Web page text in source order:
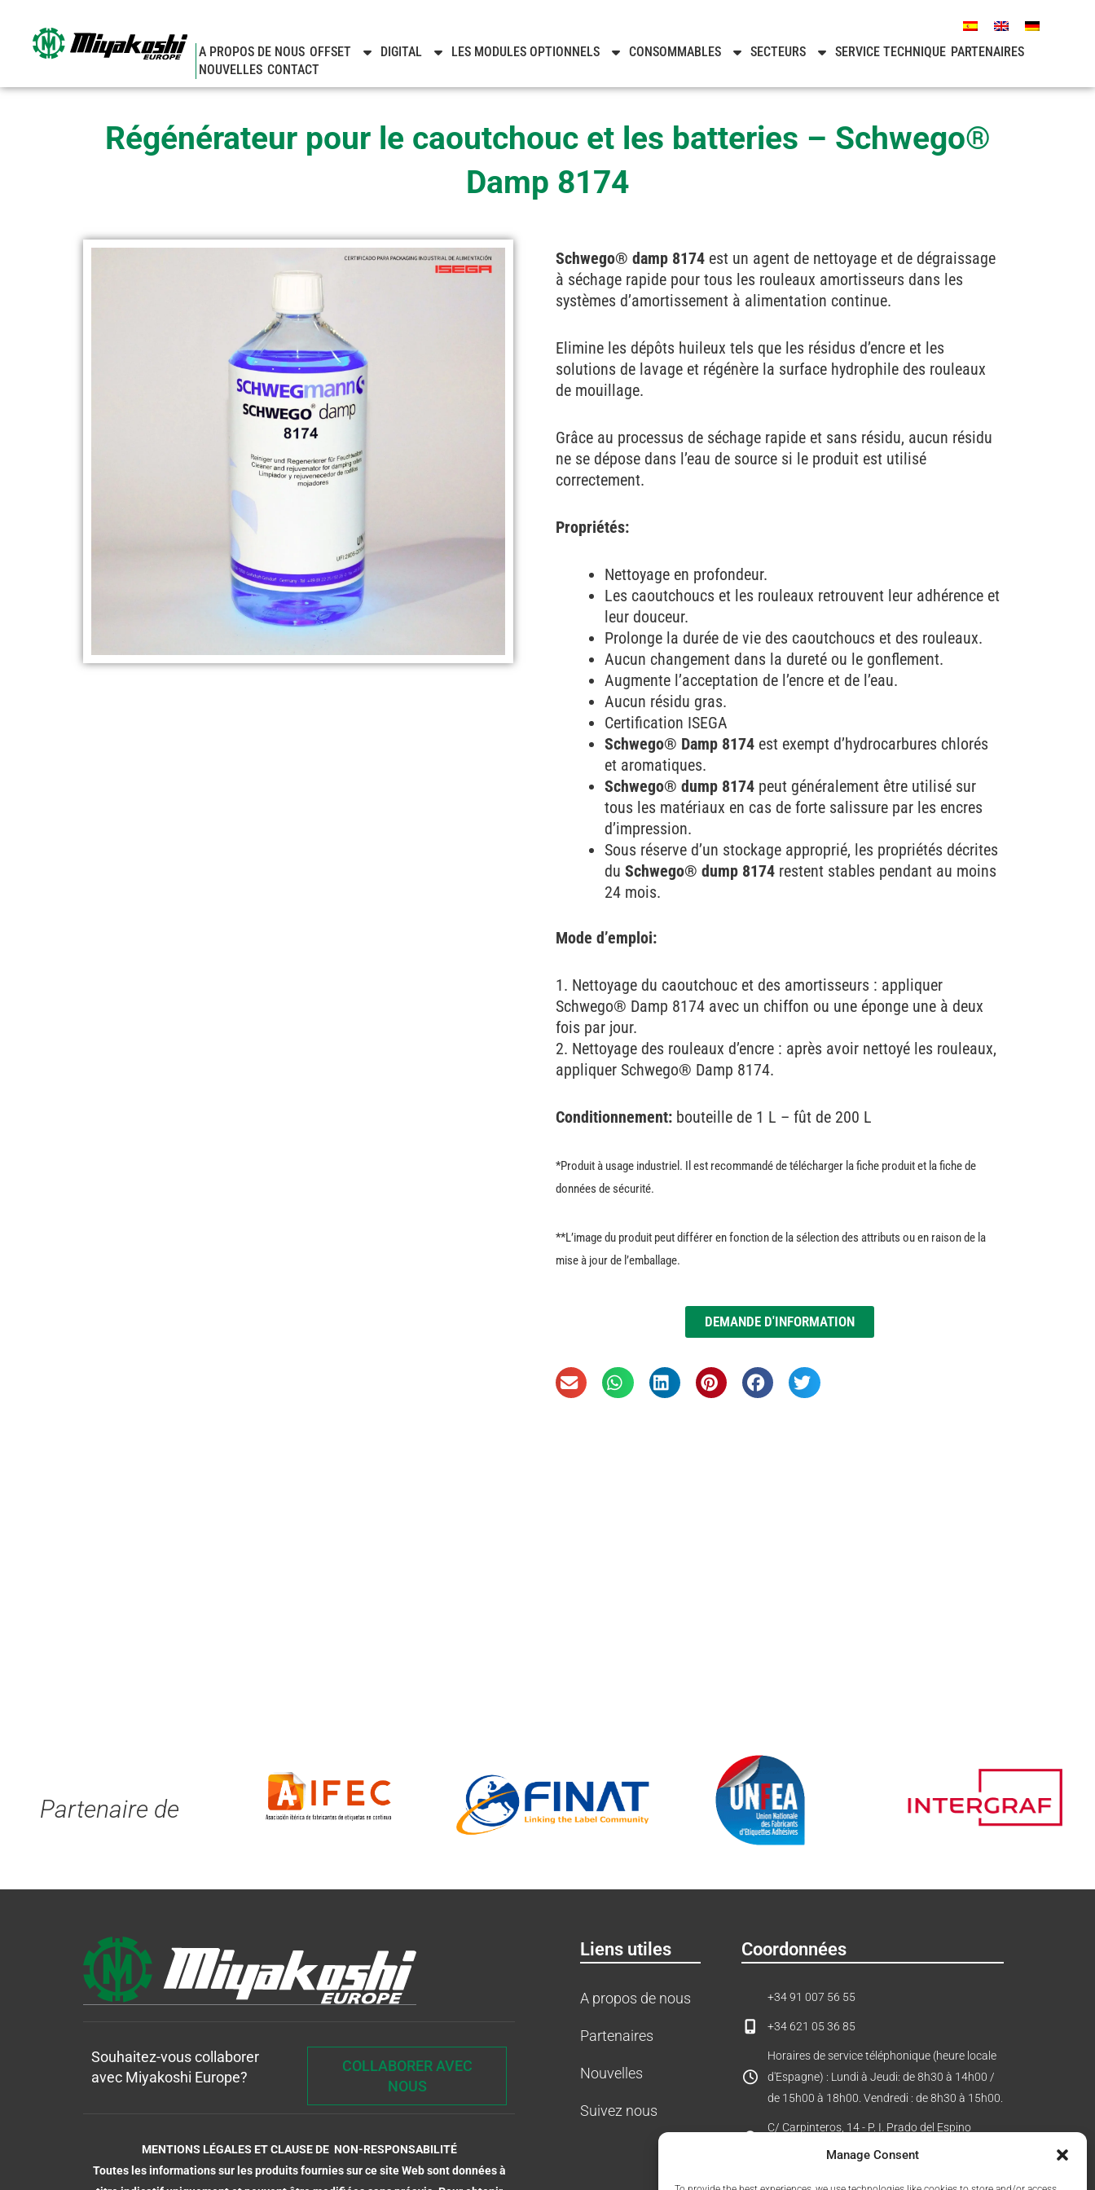
Manage Consent
contenu
A PROPOS DE NOUS OFFSET DIGITAL LES MODULES OPTIONNELS CONSOMMABLES SECTEURS SERVICE TECHNIQUE PARTENAIRES
NOUVELLES CONTACT
Régénérateur pour le caoutchouc et les batteries – Schwego®
Damp 8174
Schwego® damp 8174 est un agent de nettoyage et de dégraissage
à séchage rapide pour tous les rouleaux amortisseurs dans les
systèmes d’amortissement à alimentation continue.
Elimine les dépôts huileux tels que les résidus d’encre et les
solutions de lavage et régénère la surface hydrophile des rouleaux
de mouillage.
Grâce au processus de séchage rapide et sans résidu, aucun résidu
ne se dépose dans l’eau de source si le produit est utilisé
correctement.
Propriétés:
Nettoyage en profondeur.
Les caoutchoucs et les rouleaux retrouvent leur adhérence et
leur douceur.
Prolonge la durée de vie des caoutchoucs et des rouleaux.
Aucun changement dans la dureté ou le gonflement.
Augmente l’acceptation de l’encre et de l’eau.
Aucun résidu gras.
Certification ISEGA
Schwego® Damp 8174 est exempt d’hydrocarbures chlorés
et aromatiques.
Schwego® dump 8174 peut généralement être utilisé sur
tous les matériaux en cas de forte salissure par les encres
d’impression.
Sous réserve d’un stockage approprié, les propriétés décrites
du Schwego® dump 8174 restent stables pendant au moins
24 mois.
Mode d’emploi:
1. Nettoyage du caoutchouc et des amortisseurs : appliquer
Schwego® Damp 8174 avec un chiffon ou une éponge une à deux
fois par jour.
2. Nettoyage des rouleaux d’encre : après avoir nettoyé les rouleaux,
appliquer Schwego® Damp 8174.
Conditionnement: bouteille de 1 L – fût de 200 L
*Produit à usage industriel. Il est recommandé de télécharger la fiche produit et la fiche de
données de sécurité.
**L’image du produit peut différer en fonction de la sélection des attributs ou en raison de la
mise à jour de l’emballage.
DEMANDE D'INFORMATION
Partenaire de
Souhaitez-vous collaborer
avec Miyakoshi Europe?
COLLABORER AVEC
NOUS
MENTIONS LÉGALES ET CLAUSE DE NON-RESPONSABILITÉ
Toutes les informations sur les produits fournies sur ce site Web sont données à
Liens utiles
A propos de nous
Partenaires
Nouvelles
Suivez nous
Coordonnées
+34 91 007 56 55
+34 621 05 36 85
Horaires de service téléphonique (heure locale
d'Espagne) : Lundi à Jeudi: de 8h30 à 14h00 /
de 15h00 à 18h00. Vendredi : de 8h30 à 15h00.
C/ Carpinteros, 14 - P. I. Prado del Espino
28660 Boadilla del Monte (Madrid) - Espagne